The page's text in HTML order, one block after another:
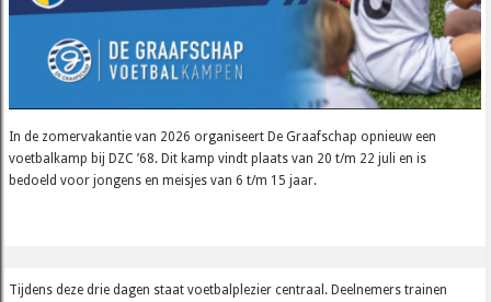
In de zomervakantie van 2026 organiseert De Graafschap opnieuw een
voetbalkamp bij DZC ’68. Dit kamp vindt plaats van 20 t/m 22 juli en is
bedoeld voor jongens en meisjes van 6 t/m 15 jaar.
Tijdens deze drie dagen staat voetbalplezier centraal. Deelnemers trainen